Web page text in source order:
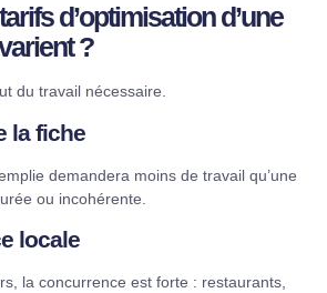
d’optimisation d’une
?
du travail nécessaire.
la fiche
demandera moins de travail qu’une
ou incohérente.
locale
la concurrence est forte : restaurants,